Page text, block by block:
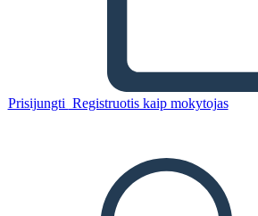
Prisijungti Registruotis kaip mokytojas
di Inca Spider
SIUŽETINĘ LENTĄ
SKAIDRIŲ DEMONSTRACIJĄ